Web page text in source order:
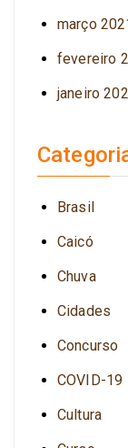
março
fevereiro
janeiro
Brasil
Caicó
Chuva
Cidades
Concurso
COVID-19
Cultura